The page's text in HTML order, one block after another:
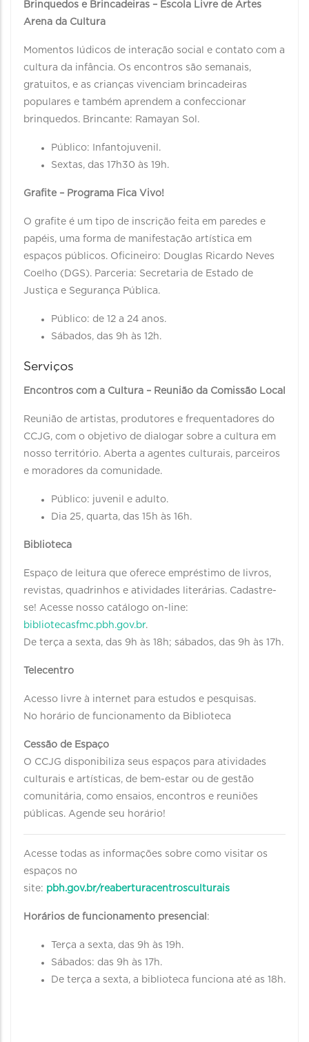
Brinquedos e Brincadeiras – Escola Livre de Artes
Arena da Cultura
Momentos lúdicos de interação social e contato com a
cultura da infância. Os encontros são semanais,
gratuitos, e as crianças vivenciam brincadeiras
populares e também aprendem a confeccionar
brinquedos. Brincante: Ramayan Sol.
Público: Infantojuvenil.
Sextas, das 17h30 às 19h.
Grafite – Programa Fica Vivo!
O grafite é um tipo de inscrição feita em paredes e
papéis, uma forma de manifestação artística em
espaços públicos. Oficineiro: Douglas Ricardo Neves
Coelho (DGS). Parceria: Secretaria de Estado de
Justiça e Segurança Pública.
Público: de 12 a 24 anos.
Sábados, das 9h às 12h.
Serviços
Encontros com a Cultura – Reunião da Comissão Local
Reunião de artistas, produtores e frequentadores do
CCJG, com o objetivo de dialogar sobre a cultura em
nosso território. Aberta a agentes culturais, parceiros
e moradores da comunidade.
Público: juvenil e adulto.
Dia 25, quarta, das 15h às 16h.
Biblioteca
Espaço de leitura que oferece empréstimo de livros,
revistas, quadrinhos e atividades literárias. Cadastre-
se! Acesse nosso catálogo on-line:
bibliotecasfmc.pbh.gov.br.
De terça a sexta, das 9h às 18h; sábados, das 9h às 17h.
Telecentro
Acesso livre à internet para estudos e pesquisas.
No horário de funcionamento da Biblioteca
Cessão de Espaço
O CCJG disponibiliza seus espaços para atividades
culturais e artísticas, de bem-estar ou de gestão
comunitária, como ensaios, encontros e reuniões
públicas. Agende seu horário!
Acesse todas as informações sobre como visitar os
espaços no
site: pbh.gov.br/reaberturacentrosculturais
Horários de funcionamento presencial :
Terça a sexta, das 9h às 19h.
Sábados: das 9h às 17h.
De terça a sexta, a biblioteca funciona até as 18h.